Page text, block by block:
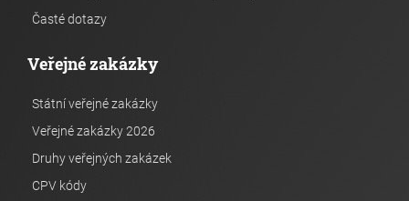
Časté dotazy
Veřejné zakázky
Státní veřejné zakázky
Veřejné zakázky 2026
Druhy veřejných zakázek
CPV kódy